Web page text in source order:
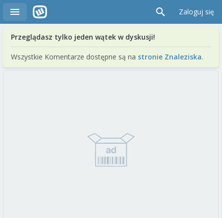
Zaloguj się
Przeglądasz tylko jeden wątek w dyskusji!
Wszystkie Komentarze dostępne są na stronie Znaleziska.